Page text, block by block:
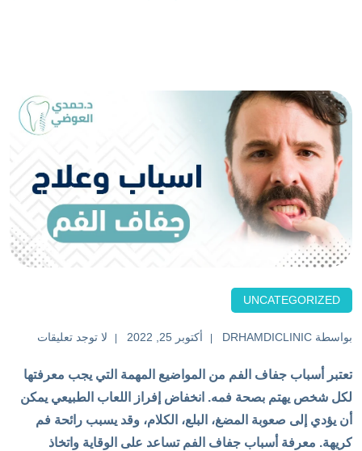
UNCATEGORIZED
بواسطة DRHAMDICLINIC أكتوبر 25, 2022 لا توجد تعليقات
تعتبر أسباب جفاف الفم من المواضيع المهمة التي يجب معرفتها
لكل شخص يهتم بصحة فمه. انخفاض إفراز اللعاب الطبيعي يمكن
أن يؤدي إلى صعوبة المضغ، البلع، الكلام، وقد يسبب رائحة فم
كريهة. معرفة أسباب جفاف الفم تساعد على الوقاية واتخاذ